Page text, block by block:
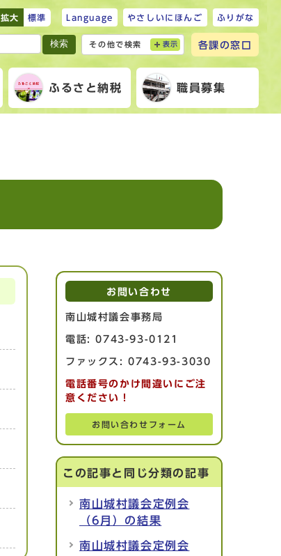
拡大 標準 Language やさしいにほんご ふりがな
検索 その他で検索 表示 各課の窓口
ふるさと納税 職員募集
お問い合わせ
南山城村議会事務局
電話: 0743-93-0121
ファックス: 0743-93-3030
電話番号のかけ間違いにご注
意ください！
お問い合わせフォーム
この記事と同じ分類の記事
南山城村議会定例会
（6月）の結果
南山城村議会定例会